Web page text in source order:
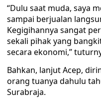
“Dulu saat muda, saya
sampai berjualan
Kegigihannya sangat
sekali pihak yang
secara ekonomi,”
Bahkan, lanjut Acep,
orang tuanya dahulu
Surabraja.